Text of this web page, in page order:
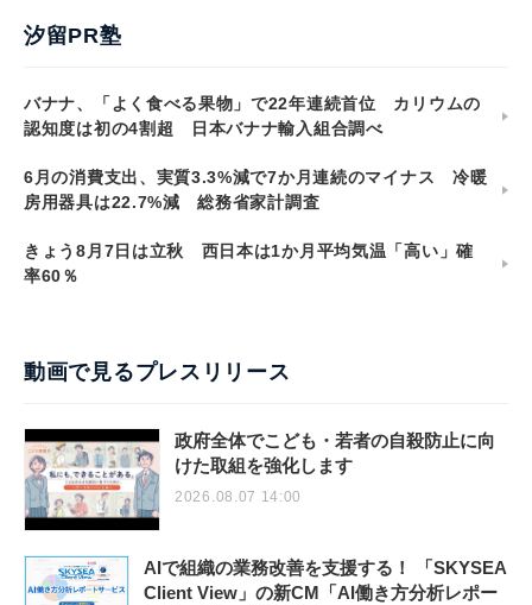
汐留PR塾
バナナ、「よく食べる果物」で22年連続首位 カリウムの
認知度は初の4割超 日本バナナ輸入組合調べ
6月の消費支出、実質3.3%減で7か月連続のマイナス 冷暖
房用器具は22.7%減 総務省家計調査
きょう8月7日は立秋 西日本は1か月平均気温「高い」確
率60％
動画で見るプレスリリース
政府全体でこども・若者の自殺防止に向
けた取組を強化します
2026.08.07 14:00
AIで組織の業務改善を支援する！ 「SKYSEA
Client View」の新CM「AI働き方分析レポー